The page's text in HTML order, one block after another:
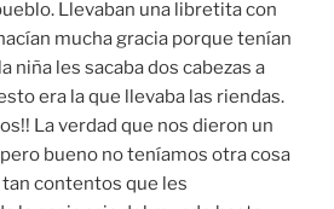
Llevaban una libretita con
mucha gracia porque tenían
niña les sacaba dos cabezas a
era la que llevaba las riendas.
La verdad que nos dieron un
bueno no teníamos otra cosa
contentos que les